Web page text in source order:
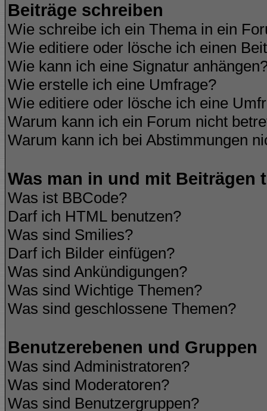
Beiträge schreiben
Wie schreibe ich ein Thema in ein
Wie editiere oder lösche ich einen
Wie kann ich eine Signatur
Wie erstelle ich eine Umfrage?
Wie editiere oder lösche ich eine
Warum kann ich ein Forum nicht
Warum kann ich bei Abstimmungen
Was man in und mit Beiträgen
Was ist BBCode?
Darf ich HTML benutzen?
Was sind Smilies?
Darf ich Bilder einfügen?
Was sind Ankündigungen?
Was sind Wichtige Themen?
Was sind geschlossene Themen?
Benutzerebenen und Gruppen
Was sind Administratoren?
Was sind Moderatoren?
Was sind Benutzergruppen?